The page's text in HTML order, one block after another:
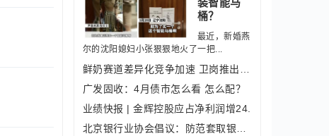
桶？
最近，新婚燕
尔的沈阳媳妇小张狠狠地火了一把...
广发固收：4月债市怎么看 怎么配？
业绩快报 | 金辉控股应占净利润增24.